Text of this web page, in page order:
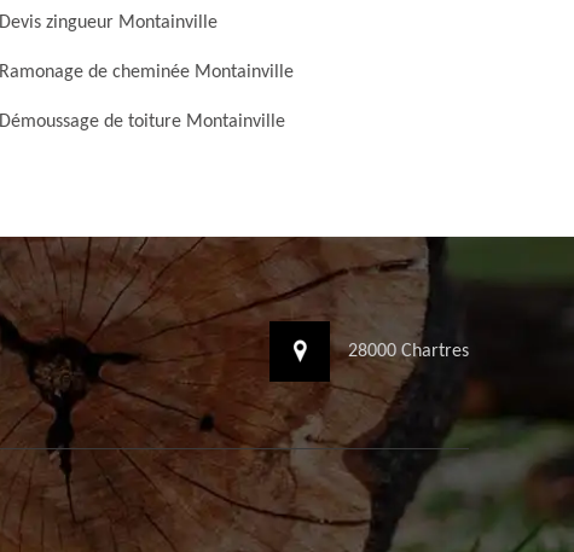
Devis zingueur Montainville
Ramonage de cheminée Montainville
Démoussage de toiture Montainville
28000 Chartres